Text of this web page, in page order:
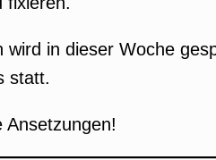
wird in dieser Woche
statt.
Ansetzungen!